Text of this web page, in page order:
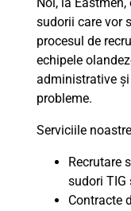
sudorii care vor
procesul de
echipele
administrative
probleme.
Serviciile
Recrutare
sudori TIG
Contracte